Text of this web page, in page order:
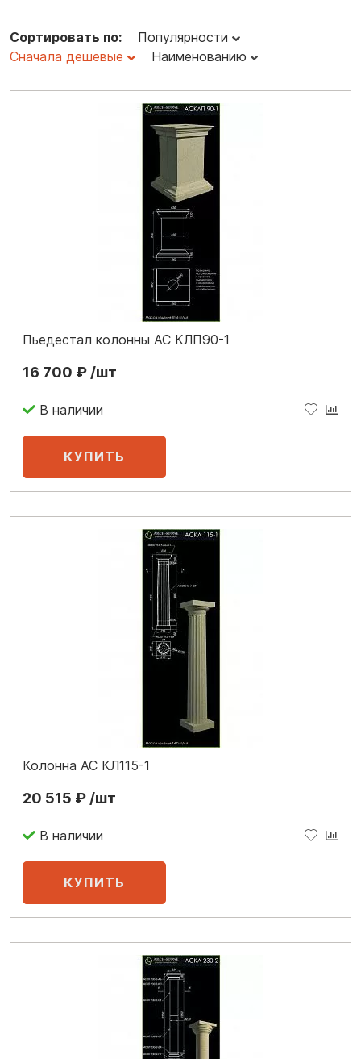
Сортировать по:
Популярности
Сначала дешевые
Наименованию
Пьедестал колонны АС КЛП90-1
16 700 ₽ /шт
Колонна АС КЛ115-1
20 515 ₽ /шт